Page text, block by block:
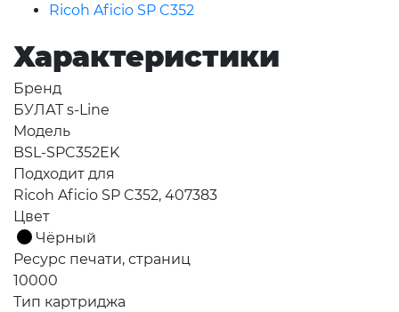
Ricoh Aficio SP C352
Характеристики
Бренд
БУЛАТ s-Line
Модель
BSL-SPC352EK
Подходит для
Ricoh Aficio SP C352, 407383
Цвет
Чёрный
Ресурс печати, страниц
10000
Тип картриджа